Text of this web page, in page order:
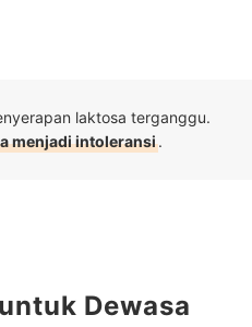
laktosa terganggu.
menjadi intoleransi.
Dewasa